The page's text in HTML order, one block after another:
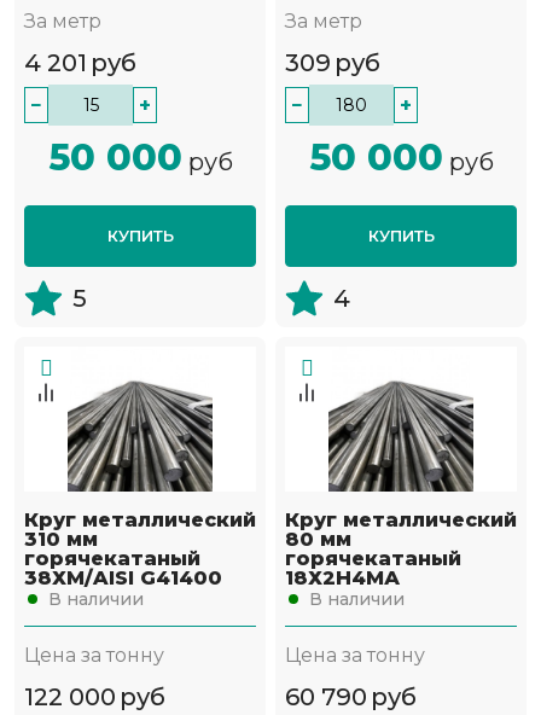
За метр
4 201 руб
− +
50 000 руб
КУПИТЬ
5
За метр
309 руб
− +
50 000 руб
КУПИТЬ
4
Круг металлический
310 мм
горячекатаный
38ХМ/AISI G41400
В наличии
Цена за тонну
122 000 руб
Круг металлический
80 мм
горячекатаный
18Х2Н4МА
В наличии
Цена за тонну
60 790 руб